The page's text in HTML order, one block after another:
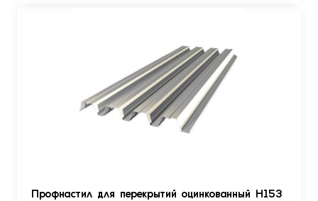
Профнастил для перекрытий оцинкованный Н153